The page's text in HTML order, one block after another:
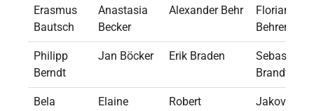
Erasmus
Bautsch
Anastasia
Becker
Alexander Behr
Florian
Behrend
Philipp
Berndt
Jan Böcker Erik Braden
Sebastian
Brandt
Bela
Elaine
Robert
Jakov